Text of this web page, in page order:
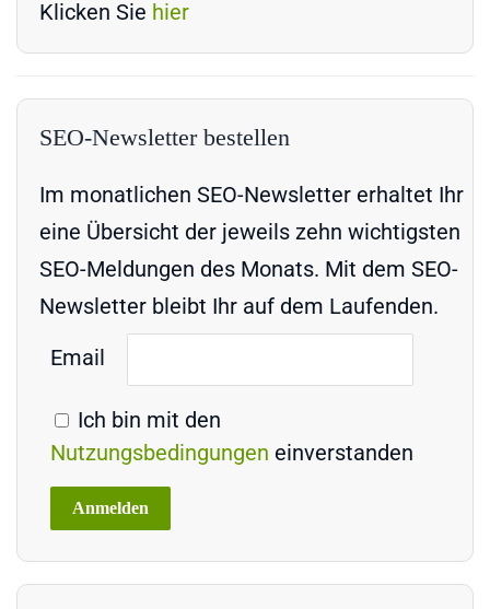
Klicken Sie hier
SEO-Newsletter bestellen
Im monatlichen SEO-Newsletter erhaltet Ihr
eine Übersicht der jeweils zehn wichtigsten
SEO-Meldungen des Monats. Mit dem SEO-
Newsletter bleibt Ihr auf dem Laufenden.
Email
Ich bin mit den
Nutzungsbedingungen einverstanden